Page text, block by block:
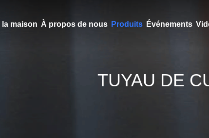
la maison À propos de nous Produits Événements
TUYAU DE